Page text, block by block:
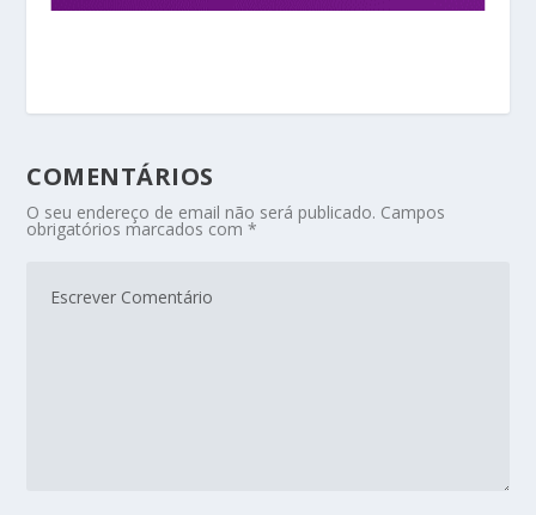
COMENTÁRIOS
O seu endereço de email não será publicado. Campos
obrigatórios marcados com*